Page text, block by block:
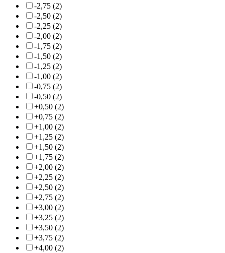
-2,75 (2)
-2,50 (2)
-2,25 (2)
-2,00 (2)
-1,75 (2)
-1,50 (2)
-1,25 (2)
-1,00 (2)
-0,75 (2)
-0,50 (2)
+0,50 (2)
+0,75 (2)
+1,00 (2)
+1,25 (2)
+1,50 (2)
+1,75 (2)
+2,00 (2)
+2,25 (2)
+2,50 (2)
+2,75 (2)
+3,00 (2)
+3,25 (2)
+3,50 (2)
+3,75 (2)
+4,00 (2)